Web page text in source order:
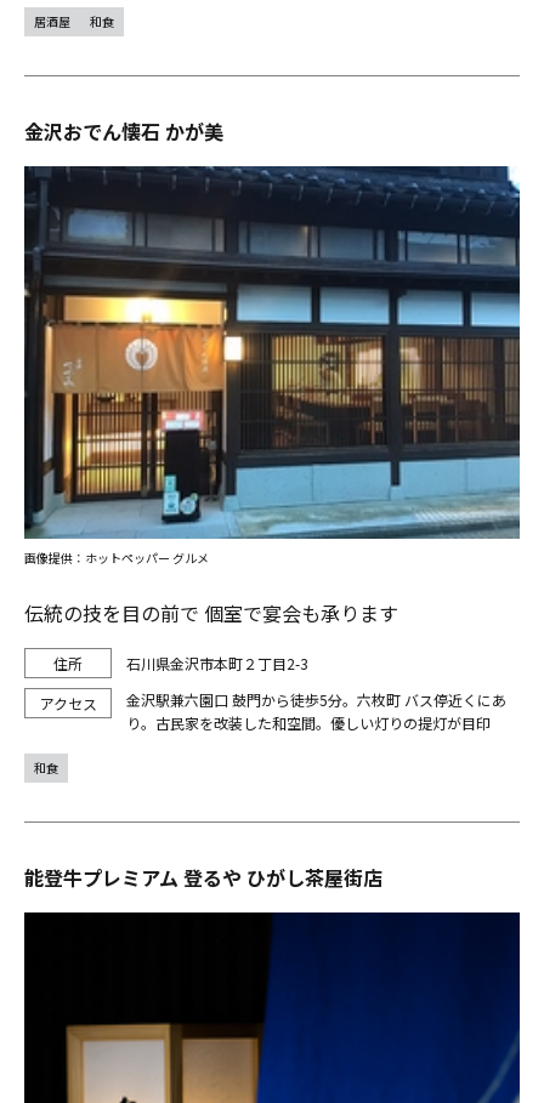
居酒屋 和食
金沢おでん懐石 かが美
伝統の技を目の前で 個室で宴会も承ります
石川県金沢市本町２丁目2-3
金沢駅兼六園口 鼓門から徒歩5分。六枚町 バス停近くにあ
り。古民家を改装した和空間。優しい灯りの提灯が目印
画像提供：ホットペッパー グルメ
和食
能登牛プレミアム 登るや ひがし茶屋街店